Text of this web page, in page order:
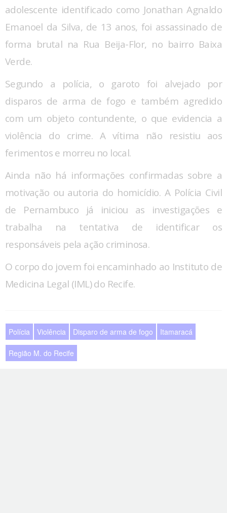
adolescente identificado como Jonathan Agnaldo
Emanoel da Silva, de 13 anos, foi assassinado de
forma brutal na Rua Beija-Flor, no bairro Baixa
Verde.
Segundo a polícia, o garoto foi alvejado por
disparos de arma de fogo e também agredido
com um objeto contundente, o que evidencia a
violência do crime. A vítima não resistiu aos
ferimentos e morreu no local.
Ainda não há informações confirmadas sobre a
motivação ou autoria do homicídio. A Polícia Civil
de Pernambuco já iniciou as investigações e
trabalha na tentativa de identificar os
responsáveis pela ação criminosa.
O corpo do jovem foi encaminhado ao Instituto de
Medicina Legal (IML) do Recife.
Polícia Violência Disparo de arma de fogo Itamaracá
Região M. do Recife